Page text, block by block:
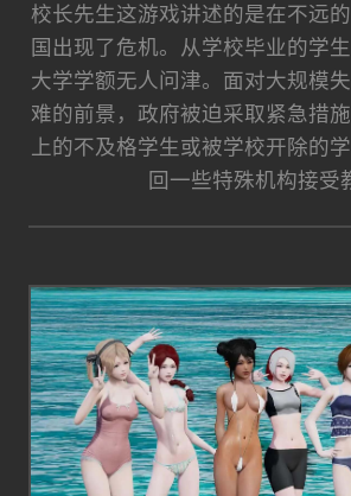
校长先生这游戏讲述的是在不远
国出现了危机。从学校毕业的学
大学学额无人问津。面对大规模
难的前景，政府被迫采取紧急措
上的不及格学生或被学校开除的
回一些特殊机构接受